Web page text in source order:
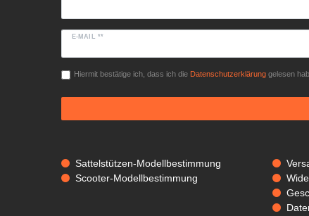
E-MAIL **
Hiermit bestätige ich, dass ich die Daten­schutz­erklärunggelesen
Sattelstützen-Modellbestimmung
Scooter-Modellbestimmung